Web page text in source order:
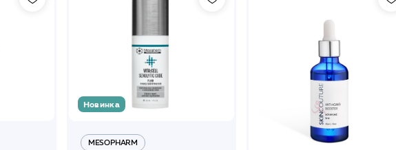
Новинка
MESOPHARM